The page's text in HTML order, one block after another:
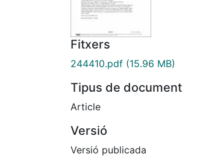
Fitxers
244410.pdf (15.96 MB)
Tipus de document
Article
Versió
Versió publicada